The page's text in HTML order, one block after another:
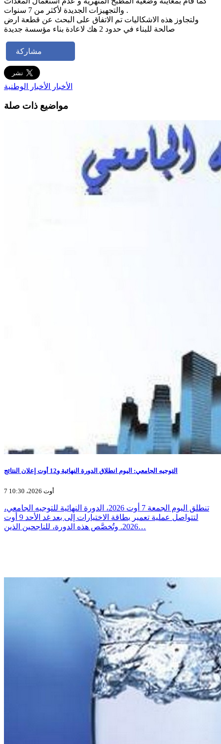
والتجهيزات الجديدة لأكثر من 7 سنوات .
ولتجاوز هذه الاشكاليات تم الاتفاق على البحث عن قطعة ارض
صالحة للبناء في حدود 2 هك لاعادة بناء مؤسسة جديدة
مشاركة
الأخبار الأخبار الوطنية
مواضيع ذات صلة
التوجيه الجامعي: اليوم انطلاق الدورة النهائية و12 أوت إعلان النتائج
7 أوت 2026، 10:30
تنطلق اليوم الجمعة 7 أوت 2026، الدورة النهائية للتوجيه الجامعي،
لتتواصل عملية تعمير بطاقة الاختيارات إلى بعد غد الأحد 9 أوت
2026. وتُخصَّص هذه الدورة، للناجحين الذين…